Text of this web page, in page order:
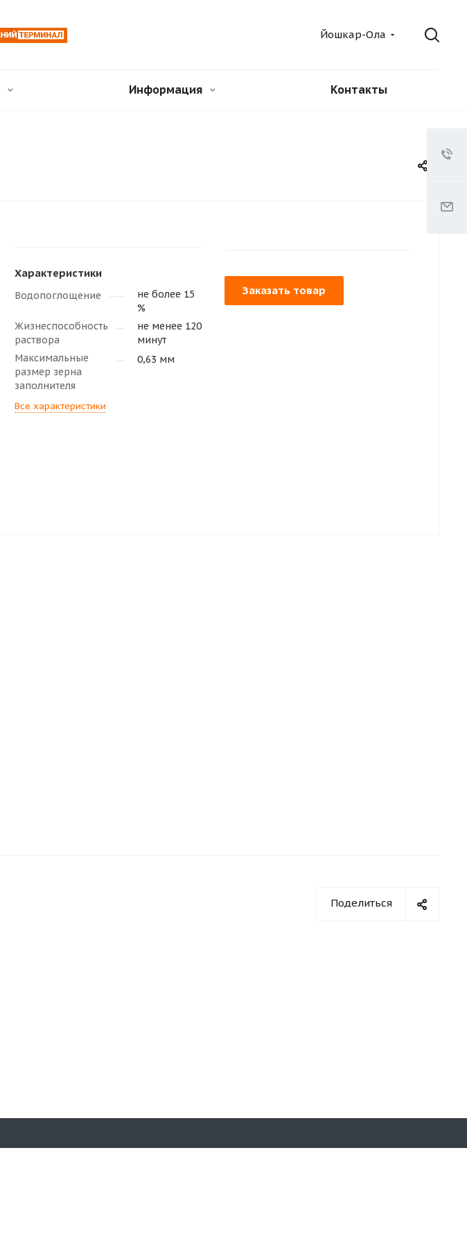
Йошкар-Ола
Информация Контакты
Характеристики
Водопоглощение
не более 15
%
Жизнеспособность
раствора
не менее 120
минут
Максимальные
размер зерна
заполнителя
0,63 мм
Все характеристики
Заказать товар
Поделиться